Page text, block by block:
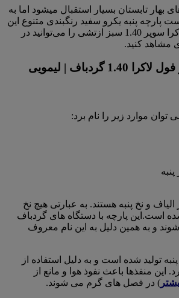
بهار تابستان بسیار استقبال میشود اما به
پنبه یکرو سفید رنگبندی متنوع این
پارچه پنبه یکرو فول لاکرا سوپر 1.40 سبز ازتشی را می‌توانید در
مشاهد کنید.
توان موارد زیر را نام برد:
و نخ پنبه هستند. به عبارتی هیچ نخ
است.این پارچه با دستگاه های گردباف
و به همین دلیل به این نام معروف
از 100درصد پنبه تولید شده است و به دلیل استفاده از
این منفذها باعث نفوذ هوا و مانع از
) در فصل های گرم می شوند.